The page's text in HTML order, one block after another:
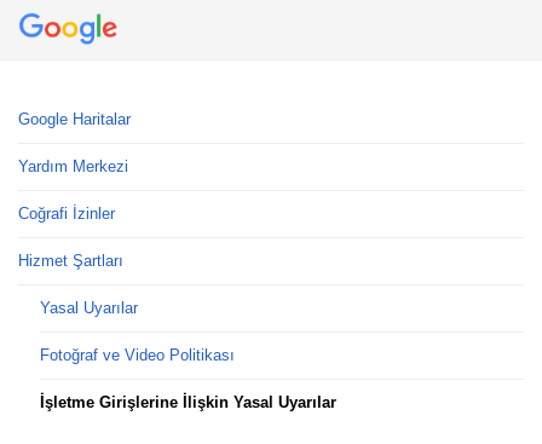
Google Haritalar
Yardım Merkezi
Coğrafi İzinler
Hizmet Şartları
Yasal Uyarılar
Fotoğraf ve Video Politikası
İşletme Girişlerine İlişkin Yasal Uyarılar